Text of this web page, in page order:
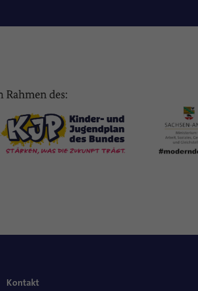
Kontakt